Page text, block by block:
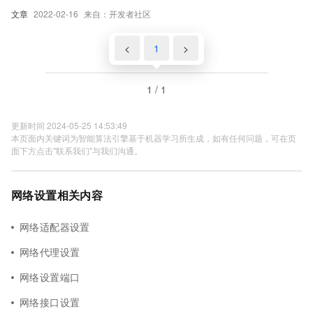
文章 2022-02-16 来自：开发者社区
< 1 >
1 / 1
更新时间 2024-05-25 14:53:49
本页面内关键词为智能算法引擎基于机器学习所生成，如有任何问题，可在页
面下方点击"联系我们"与我们沟通。
网络设置相关内容
网络适配器设置
网络代理设置
网络设置端口
网络接口设置